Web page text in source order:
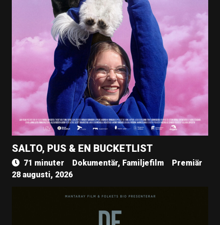
SALTO, PUS & EN BUCKETLIST
71 minuter Dokumentär, Familjefilm
Premiär
28 augusti, 2026